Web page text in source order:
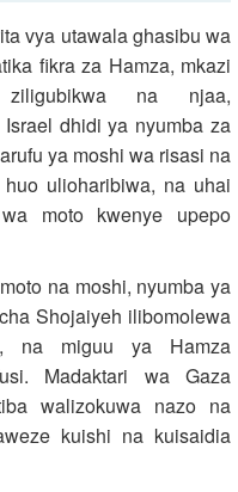
vya utawala ghasibu wa
fikra za Hamza, mkazi
na njaa,
dhidi ya nyumba za
ya moshi wa risasi na
ulioharibiwa, na uhai
moto kwenye upepo
na moshi, nyumba ya
Shojaiyeh ilibomolewa
na miguu ya Hamza
Madaktari wa Gaza
walizokuwa nazo na
kuishi na kuisaidia